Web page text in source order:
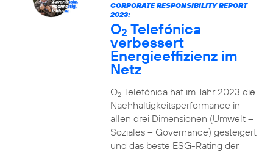
CORPORATE RESPONSIBILITY REPORT
2023:
O2 Telefónica
verbessert
Energieeffizienz im
Netz
O2Telefónica hat im Jahr 2023 die
Nachhaltigkeitsperformance in
allen drei Dimensionen (Umwelt –
Soziales – Governance) gesteigert
und das beste ESG-Rating der